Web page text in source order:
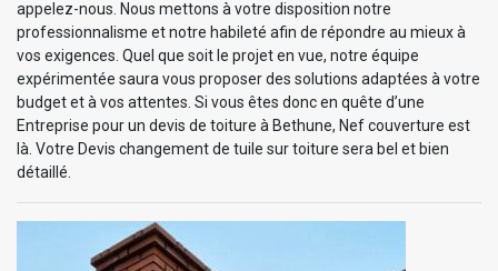
appelez-nous. Nous mettons à votre disposition notre
professionnalisme et notre habileté afin de répondre au mieux à
vos exigences. Quel que soit le projet en vue, notre équipe
expérimentée saura vous proposer des solutions adaptées à votre
budget et à vos attentes. Si vous êtes donc en quête d’une
Entreprise pour un devis de toiture à Bethune, Nef couverture est
là. Votre Devis changement de tuile sur toiture sera bel et bien
détaillé.